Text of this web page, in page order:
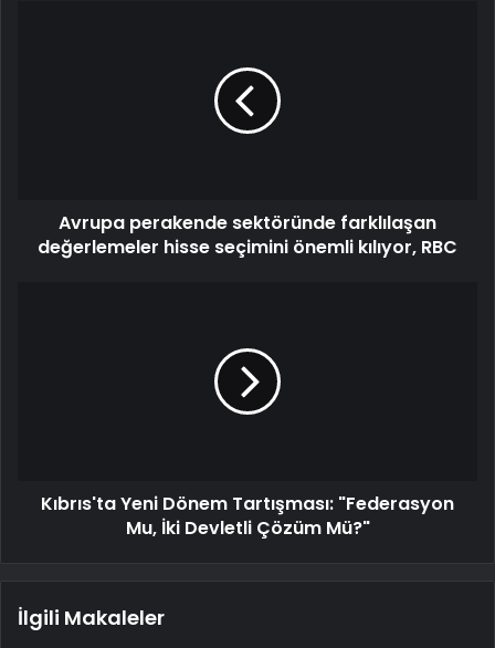
Avrupa perakende sektöründe farklılaşan
değerlemeler hisse seçimini önemli kılıyor, RBC
Kıbrıs'ta Yeni Dönem Tartışması: "Federasyon
Mu, İki Devletli Çözüm Mü?"
İlgili Makaleler